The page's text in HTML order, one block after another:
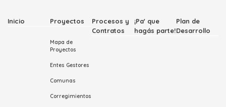
Inicio Proyectos
Mapa de
Proyectos
Entes Gestores
Comunas
Corregimientos
Procesos y
Contratos
¡Pa' que
hagás parte!
Plan de
Desarrollo